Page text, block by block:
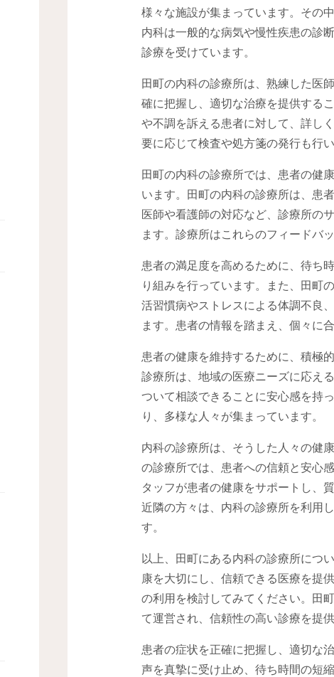
様々な施設が集まっています。その
内科は一般的な病気や慢性疾患の診
診療を受けています。
田町の内科の診療所は、熟練した医
確に把握し、適切な治療を提供する
や不調を訴える患者に対して、詳し
要に応じて検査や処方箋の発行も行い
田町の内科の診療所では、患者の健
います。田町の内科の診療所は、患
医師や看護師の対応など、診療所の
ます。診療所はこれらのフィードバ
患者の満足度を高めるために、待ち
り組みを行っています。また、田町
活習慣病やストレスによる体調不良
ます。患者の情報を踏まえ、個々に
患者の健康を維持するために、積極
診療所は、地域の医療ニーズに応え
ついて相談できることに安心感を持
り、多様な人々が集まっています。
内科の診療所は、そうした人々の健
の診療所では、患者への信頼と安心
タッフが患者の健康をサポートし、
近隣の方々は、内科の診療所を利用
す。
以上、田町にある内科の診療所につ
康を大切にし、信頼できる医療を提
の利用を検討してみてください。田
て運営され、信頼性の高い診療を提供
患者の症状を正確に把握し、適切な
声を真摯に受け止め、待ち時間の短